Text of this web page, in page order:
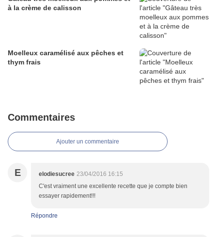
à la crème de calisson
Moelleux caramélisé aux pêches et
thym frais
Commentaires
Ajouter un commentaire
E elodiesucree 23/04/2016 16:15
C'est vraiment une excellente recette que je compte bien
essayer rapidement!!!
Répondre